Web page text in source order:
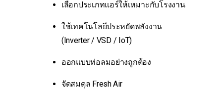
เลือกประเภทแอร์ให้เหมาะกับโรงงาน
ใช้เทคโนโลยีประหยัดพลังงาน
(Inverter / VSD / IoT)
ออกแบบท่อลมอย่างถูกต้อง
จัดสมดุล Fresh Air